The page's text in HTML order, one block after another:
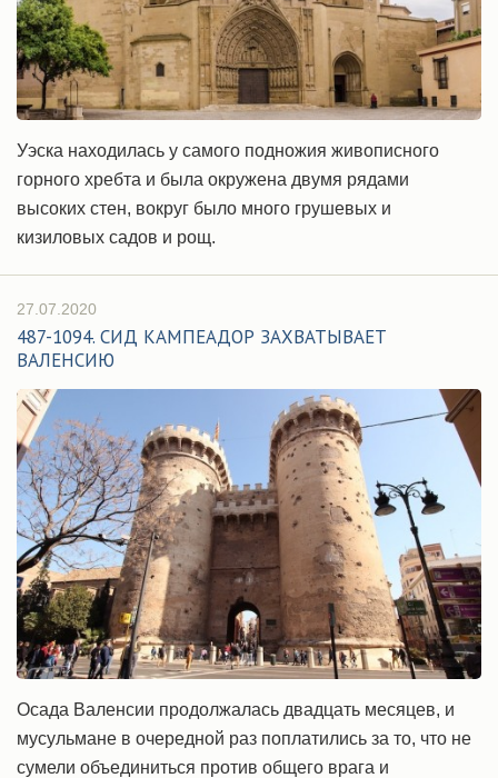
Уэска находилась у самого подножия живописного
горного хребта и была окружена двумя рядами
высоких стен, вокруг было много грушевых и
кизиловых садов и рощ.
27.07.2020
487-1094. СИД КАМПЕАДОР ЗАХВАТЫВАЕТ
ВАЛЕНСИЮ
Осада Валенсии продолжалась двадцать месяцев, и
мусульмане в очередной раз поплатились за то, что не
сумели объединиться против общего врага и